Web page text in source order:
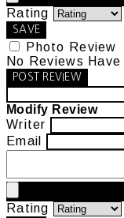
Rating
SAVE
Photo Review
No Reviews
POST REVIEW
Modify Review
Writer
Email
Rating